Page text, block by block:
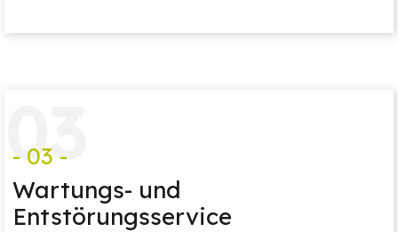
03
- 03 -
Wartungs- und
Entstörungsservice